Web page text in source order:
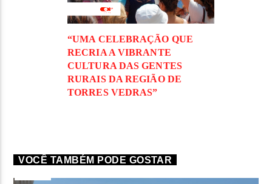
“UMA CELEBRAÇÃO QUE
RECRIA A VIBRANTE
CULTURA DAS GENTES
RURAIS DA REGIÃO DE
TORRES VEDRAS”
VOCÊ TAMBÉM PODE GOSTAR